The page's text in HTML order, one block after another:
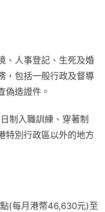
、人事登記、生死及婚
，包括一般行政及督導
偽造證件。
制入職訓練、穿著制
特別行政區以外的地方
(每月港幣46,630元)至